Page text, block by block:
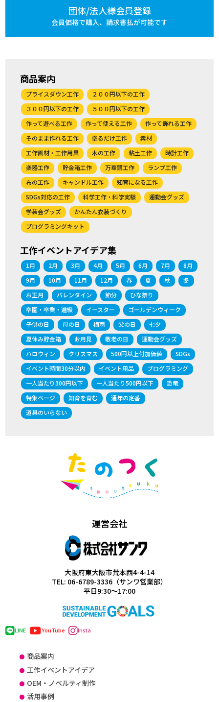
団体/法人様会員登録
会員価格で購入、 請求書払が可能です
商品案内
プライスダウン工作
２００円以下の工作
３００円以下の工作
５００円以下の工作
作って遊べる工作
作って使える工作
作って飾れる工作
そのまま作れる工作
塗るだけ工作
素材
工作画材・工作用具
木の工作 粘土工作
時計工作
楽器工作
貯金箱工作 万華鏡工作
ランプ工作
布の工作
キャンドル工作
知育になる工作
SDGs対応の工作
科学工作・科学実験
運動会グッズ
学芸会グッズ
かんたん衣装づくり
プログラミングキット
工作イベントアイデア集
1月 2月 3月 4月 5月 6月 7月
8月
9月
10月 11月 12月 春 夏 秋
冬
お正月
バレンタイン 節分
ひな祭り
卒園・卒業・進級
イースター
ゴールデンウィーク
子供の日
母の日 梅雨 父の日
七夕
夏休み貯金箱
お月見 敬老の日
運動会グッズ
ハロウィン
クリスマス 500円以上付加価値
SDGs
イベント時間30分以内
イベント用品
プログラミング
一人当たり300円以下
一人当たり500円以下
恐竜
特集ページ
知育を育む
通年の定番
道具のいらない
運営会社
大阪府東大阪市荒本西4-4-14
TEL: 06-6789-3336（サンワ営業部）
平日9:30～17:00
LINE YouTube Insta
商品案内
工作イベントアイデア
OEM・ノベルティ制作
活用事例